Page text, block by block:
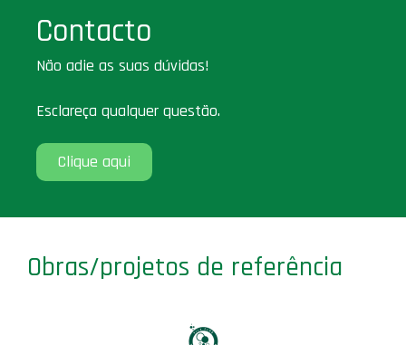
Contacto
Não adie as suas dúvidas!
Esclareça qualquer questão.
Clique aqui
Obras/projetos de referência